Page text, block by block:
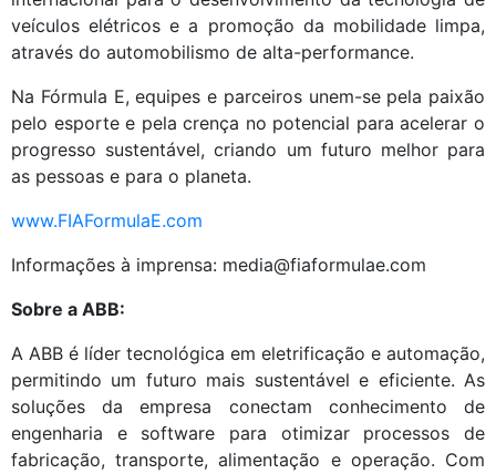
veículos elétricos e a promoção da mobilidade limpa,
através do automobilismo de alta-performance.
Na Fórmula E, equipes e parceiros unem-se pela paixão
pelo esporte e pela crença no potencial para acelerar o
progresso sustentável, criando um futuro melhor para
as pessoas e para o planeta.
www.FIAFormulaE.com
Informações à imprensa: media@fiaformulae.com
Sobre a ABB:
A ABB é líder tecnológica em eletrificação e automação,
permitindo um futuro mais sustentável e eficiente. As
soluções da empresa conectam conhecimento de
engenharia e software para otimizar processos de
fabricação, transporte, alimentação e operação. Com